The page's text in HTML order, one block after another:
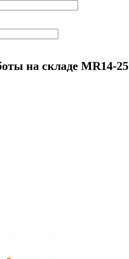
на складе MR14-25